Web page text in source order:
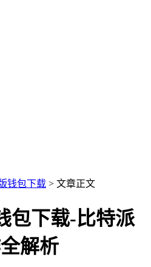
钱包下载 > 文章正文
包下载-比特派
解析